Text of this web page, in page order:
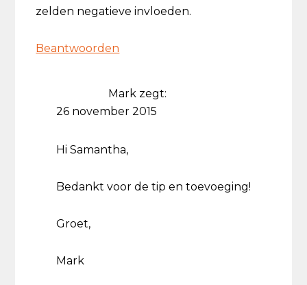
zelden negatieve invloeden.
Beantwoorden
Mark zegt:
26 november 2015
Hi Samantha,
Bedankt voor de tip en toevoeging!
Groet,
Mark